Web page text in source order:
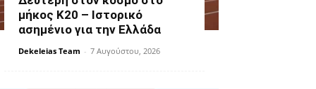
μήκος Κ20 – Ιστορικό
ασημένιο για την Ελλάδα
Dekeleias Team - 7 Αυγούστου, 2026